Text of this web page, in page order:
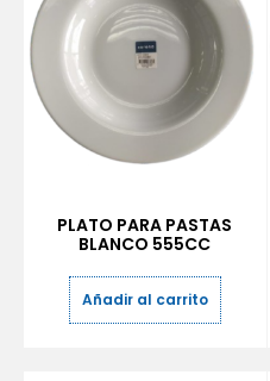
PLATO PARA PASTAS
BLANCO 555CC
Añadir al carrito